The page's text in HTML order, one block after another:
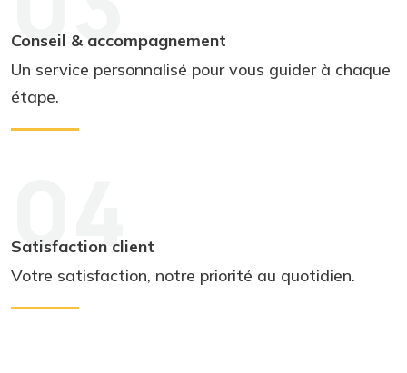
Conseil & accompagnement
Un service personnalisé pour vous guider à chaque
étape.
04
Satisfaction client
Votre satisfaction, notre priorité au quotidien.